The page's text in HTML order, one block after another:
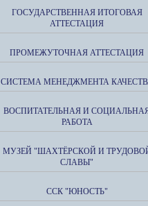
ГОСУДАРСТВЕННАЯ ИТОГОВАЯ
АТТЕСТАЦИЯ
ПРОМЕЖУТОЧНАЯ АТТЕСТАЦИЯ
СИСТЕМА МЕНЕДЖМЕНТА
ВОСПИТАТЕЛЬНАЯ И
РАБОТА
МУЗЕЙ "ШАХТЁРСКОЙ И
СЛАВЫ"
ССК "ЮНОСТЬ"